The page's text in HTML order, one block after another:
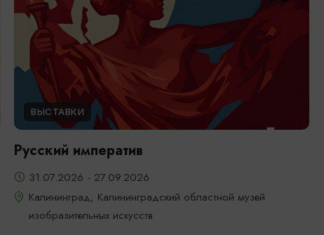
ВЫСТАВКИ
Русский императив
31.07.2026 - 27.09.2026
Калининград, Калининградский областной музей
изобразительных искусств